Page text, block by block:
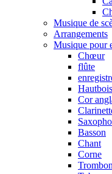
Musique de
Arrangements
Musique pour
Chœur
flûte
Hautbois
Cor
Basson
Chant
Corne